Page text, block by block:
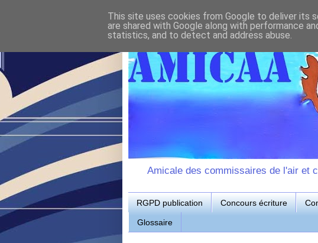
Amicale des commissaires de l'air et
RGPD publication Concours écriture
Glossaire
This site uses cookies from Google to deliver its
are shared with Google along with performance
statistics, and to detect and address abuse.